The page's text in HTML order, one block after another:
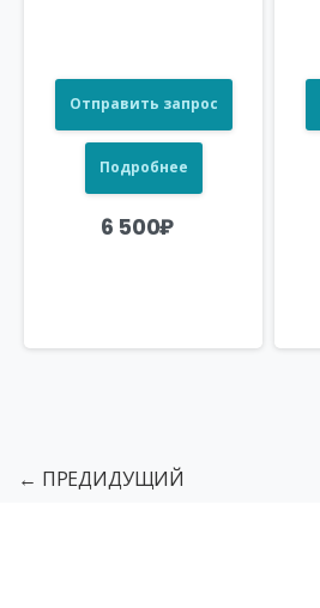
Отправить запрос
Подробнее
6 500₽
← ПРЕДИДУЩИЙ